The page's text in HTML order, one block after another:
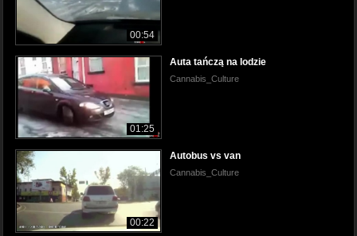
00:54
01:25
Auta tańczą na lodzie
Cannabis_Culture
00:22
Autobus vs van
Cannabis_Culture